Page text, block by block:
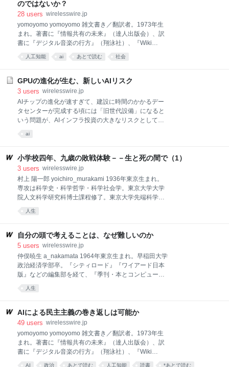
学が非営利で運営しているのだが、2026年の3月半
ば、外部のエグゼクティブサーチ企業がarXivのCEOを
募集していたことが発覚し、AI・データサイエンス界
隈がざわついた。30万～40万ドル、日本円にしておよ
そ4500万～6000万円程度という高額の給与設定も手
図っているのではないか、という観測が北米のSNSを
このような騒ぎが起こったのか。arXivがAIを初めとす
る先端的な研究の発展に大
のではないか？
28 users wirelesswire.jp
yomoyomo yomoyomo 雑文書き／翻訳者。1973年生
まれ。著書に『情報共有の未来』（達人出版会）、訳
書に『デジタル音楽の行方』（翔泳社）、『Wiki
Way』（ソフトバンク クリエイティブ）、『ウェブロ
グ・ハンドブック』（毎日コミュニケーションズ）が
筆活動を続ける。 Tweet 「トランプが大統領になって
も、そんな無茶なことはできないはず」みたいな日和
ったことを言ってる評論家がいるが、同じ口が「あん
なの泡沫」「選挙戦が進めば勢いは落ちる」とか抜か
していたわけで、ならばトランプ大統領は人類滅亡ま
やればできる子— yomoyomo (@yomoyomo) May 19,
ニア州バークレーに出向いて行った対話の動画を今月
投稿しています。
人工知能 ai あとで読む 社会
GPUの進化が生む、新しいAIリスク
3 users wirelesswire.jp
AIチップの進化が速すぎて、建設に時間のかかるデー
タセンターが完成する頃には「旧世代設備」になると
いう問題が、AIインフラ投資の大きなリスクとして浮
れるからである。 AI競争に呼応する形で、半導体メー
カーNVIDIAは、次々と高性能なチップを作り出してき
た。2020年のA100に対して、2022年に登場した
H100はAIトレーニング性能が数倍に向上し、さらに
2024年に発表されたBlackwell（B200など）では
る。競争の激化を受け、NVIDIAは従来の「約2年ごと
リースサイクル」へ移行すると発表している。 チップ
の性能が急激に向上す
ai
小学校四年、九歳の敗戦体験－－生と死の間で（1）
3 users wirelesswire.jp
村上 陽一郎 yoichiro_murakami 1936年東京生まれ。
専攻は科学史・科学哲学・科学社会学。東京大学大学
院人文科学研究科博士課程修了。東京大学先端科学技
術研究センター長、東洋英和女学院大学学長などを経
て、現在、東京大学名誉教授、国際基督教大学名誉教
人日本アスペン研究所副理事長。2015年に瑞宝中綬章
受章。膨大な数の著書・訳書・編著を誇るが、代表的
なものに『科学者とは何か』『文明のなかの科学』
『あらためて教養とは』『安全学』、シャルガフ『ヘ
ラクレイトスの火』、ファイヤアーベント『知につい
『伊東俊太郎著作集』『大森荘蔵著作集』などがあ
チュア演奏家としても活動中。 「重陽の節句」に生ま
れて 生まれたのは、当時両親が借りていた東京、上原
の借家
人生
自分の頭で考えることは、なぜ難しいのか
5 users wirelesswire.jp
仲俣暁生 a_nakamata 1964年東京生まれ。早稲田大学
政治経済学部卒。『シティロード』『ワイアード日本
版』などの編集部を経て、『季刊・本とコンピュー
タ』に参加（03～05年 編集長）。09年 、Webメ ディ
ア「マガジン航」創刊。著書として著書『ポスト・ム
（晶文社）、『再起動せよと雑誌はいう』（京阪神エ
ルマガジン社）、『失われた「文学」を求めて｜文芸
時評編』（つかだま書房）、共編著『編集進化論』
（フィルムアート社）など多数。2022年4月大正大学
表現学部 表現文化学科教授に就任。 Tweet オウム真理
人生
AIによる民主主義の巻き返しは可能か
49 users wirelesswire.jp
yomoyomo yomoyomo 雑文書き／翻訳者。1973年生
まれ。著書に『情報共有の未来』（達人出版会）、訳
書に『デジタル音楽の行方』（翔泳社）、『Wiki
Way』（ソフトバンク クリエイティブ）、『ウェブロ
AI 政治 あとで読む 人工知能 読書 *あとで読む